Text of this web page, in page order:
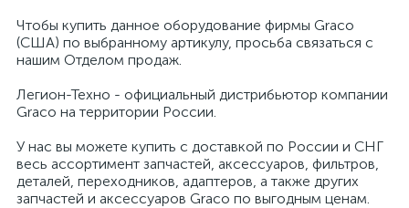
Чтобы купить данное оборудование фирмы Graco
(США) по выбранному артикулу, просьба связаться с
нашим Отделом продаж.
Легион-Техно - официальный дистрибьютор компании
Graco на территории России.
У нас вы можете купить с доставкой по России и СНГ
весь ассортимент запчастей, аксессуаров, фильтров,
деталей, переходников, адаптеров, а также других
запчастей и аксессуаров Graco по выгодным ценам.